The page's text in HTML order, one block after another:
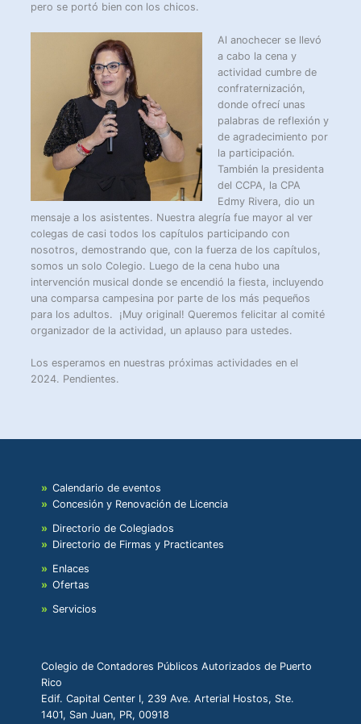
pero se portó bien con los chicos.
Al anochecer se llevó
a cabo la cena y
actividad cumbre de
confraternización,
donde ofrecí unas
palabras de reflexión y
de agradecimiento por
la participación.
También la presidenta
del CCPA, la CPA
Edmy Rivera, dio un
mensaje a los asistentes. Nuestra alegría fue mayor al ver
colegas de casi todos los capítulos participando con
nosotros, demostrando que, con la fuerza de los capítulos,
somos un solo Colegio. Luego de la cena hubo una
intervención musical donde se encendió la fiesta, incluyendo
una comparsa campesina por parte de los más pequeños
para los adultos. ¡Muy original! Queremos felicitar al comité
organizador de la actividad, un aplauso para ustedes.
Los esperamos en nuestras próximas actividades en el
2024. Pendientes.
Calendario de eventos
Concesión y Renovación de Licencia
Directorio de Colegiados
Directorio de Firmas y Practicantes
Enlaces
Ofertas
Servicios
Colegio de Contadores Públicos Autorizados de Puerto
Rico
Edif. Capital Center I, 239 Ave. Arterial Hostos, Ste.
1401, San Juan, PR, 00918